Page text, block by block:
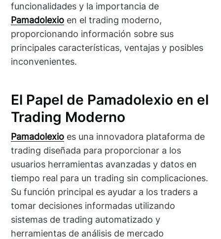
funcionalidades y la importancia de
Pamadolexio en el trading moderno,
proporcionando información sobre sus
principales características, ventajas y posibles
inconvenientes.
El Papel de Pamadolexio en el
Trading Moderno
Pamadolexio es una innovadora plataforma de
trading diseñada para proporcionar a los
usuarios herramientas avanzadas y datos en
tiempo real para un trading sin complicaciones.
Su función principal es ayudar a los traders a
tomar decisiones informadas utilizando
sistemas de trading automatizado y
herramientas de análisis de mercado